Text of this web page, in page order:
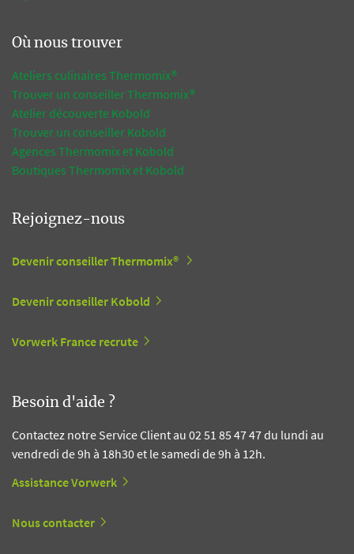
Où nous trouver
Ateliers culinaires Thermomix®
Trouver un conseiller Thermomix®
Atelier découverte Kobold
Trouver un conseiller Kobold
Agences Thermomix et Kobold
Boutiques Thermomix et Kobold
Rejoignez-nous
Devenir conseiller Thermomix®
Devenir conseiller Kobold
Vorwerk France recrute
Besoin d'aide ?
Contactez notre Service Client au 02 51 85 47 47 du lundi au
vendredi de 9h à 18h30 et le samedi de 9h à 12h.
Assistance Vorwerk
Nous contacter